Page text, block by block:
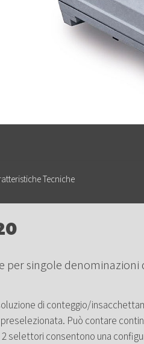
Tecniche
per singole
di conteggio/
Può contare
selettori consentono una